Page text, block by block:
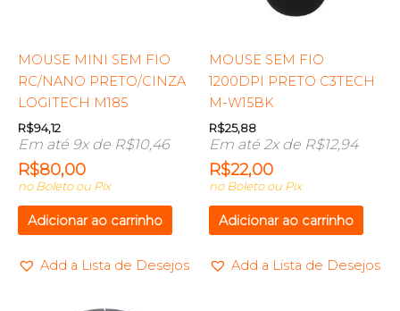
MOUSE MINI SEM FIO
RC/NANO PRETO/CINZA
LOGITECH M185
R$94,12
Em até 9x de R$10,46
R$80,00
no Boleto ou Pix
Adicionar ao carrinho
Add a Lista de Desejos
MOUSE SEM FIO
1200DPI PRETO C3TECH
M-W15BK
R$25,88
Em até 2x de R$12,94
R$22,00
no Boleto ou Pix
Adicionar ao carrinho
Add a Lista de Desejos